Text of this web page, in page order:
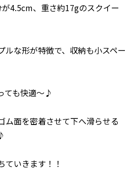
4.5cm、重さ約17gのスクイー
ルな形が特徴で、収納も小スペー
ても快適～♪
ム面を密着させて下へ滑らせる
ていきます！！